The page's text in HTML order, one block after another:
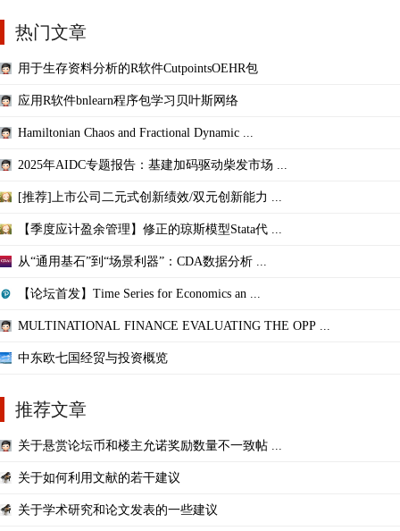
热门文章
用于生存资料分析的R软件CutpointsOEHR包
应用R软件bnlearn程序包学习贝叶斯网络
Hamiltonian Chaos and Fractional Dynamic ...
2025年AIDC专题报告：基建加码驱动柴发市场 ...
[推荐]上市公司二元式创新绩效/双元创新能力 ...
【季度应计盈余管理】修正的琼斯模型Stata代 ...
从“通用基石”到“场景利器”：CDA数据分析 ...
【论坛首发】Time Series for Economics an ...
MULTINATIONAL FINANCE EVALUATING THE OPP ...
中东欧七国经贸与投资概览
推荐文章
关于悬赏论坛币和楼主允诺奖励数量不一致帖 ...
关于如何利用文献的若干建议
关于学术研究和论文发表的一些建议